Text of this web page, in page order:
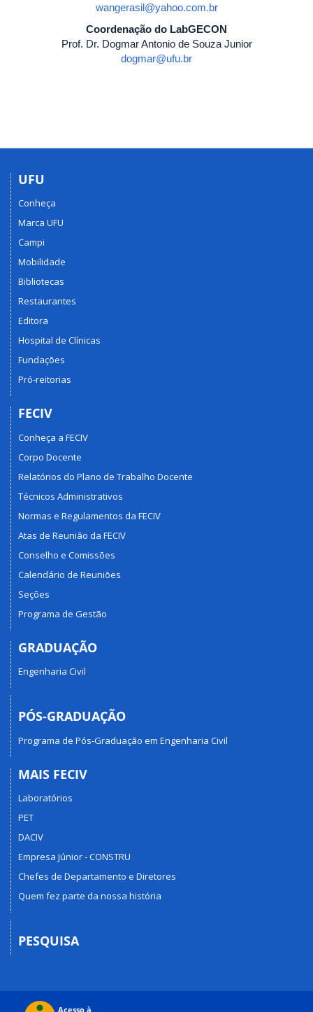
wangerasil@yahoo.com.br
Coordenação do LabGECON
Prof. Dr. Dogmar Antonio de Souza Junior
dogmar@ufu.br
UFU
Conheça
Marca UFU
Campi
Mobilidade
Bibliotecas
Restaurantes
Editora
Hospital de Clínicas
Fundações
Pró-reitorias
FECIV
Conheça a FECIV
Corpo Docente
Relatórios do Plano de Trabalho Docente
Técnicos Administrativos
Normas e Regulamentos da FECIV
Atas de Reunião da FECIV
Conselho e Comissões
Calendário de Reuniões
Seções
Programa de Gestão
GRADUAÇÃO
Engenharia Civil
PÓS-GRADUAÇÃO
Programa de Pós-Graduação em Engenharia Civil
MAIS FECIV
Laboratórios
PET
DACIV
Empresa Júnior - CONSTRU
Chefes de Departamento e Diretores
Quem fez parte da nossa história
PESQUISA